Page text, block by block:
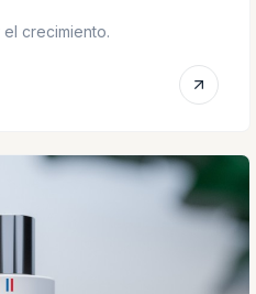
el crecimiento.